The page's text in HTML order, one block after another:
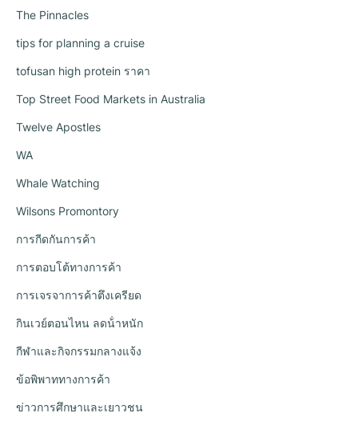
The Pinnacles
tips for planning a cruise
tofusan high protein ราคา
Top Street Food Markets in Australia
Twelve Apostles
WA
Whale Watching
Wilsons Promontory
การกีดกันการค้า
การตอบโต้ทางการค้า
การเจรจาการค้าตึงเครียด
กินเวย์ตอนไหน ลดน้ําหนัก
กีฬาและกิจกรรมกลางแจ้ง
ข้อพิพาททางการค้า
ข่าวการศึกษาและเยาวชน